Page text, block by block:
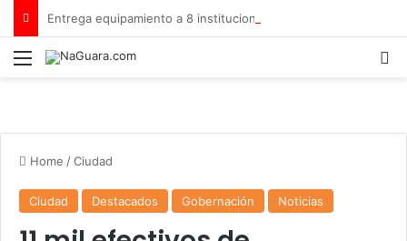
Menu
Home /Ciudad
Ciudad Destacados Gobernación Noticias